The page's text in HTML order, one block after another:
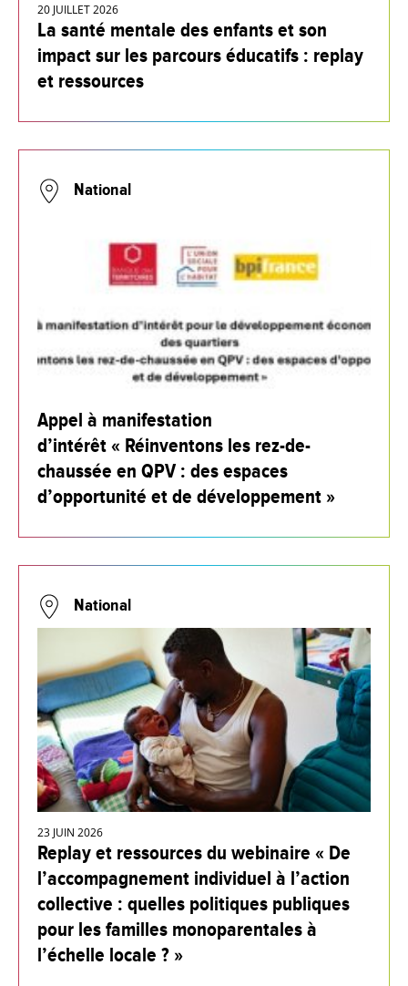
20 JUILLET 2026
La santé mentale des enfants et son
impact sur les parcours éducatifs : replay
et ressources
National
Appel à manifestation
d’intérêt « Réinventons les rez-de-
chaussée en QPV : des espaces
d’opportunité et de développement »
National
23 JUIN 2026
Replay et ressources du webinaire « De
l’accompagnement individuel à l’action
collective : quelles politiques publiques
pour les familles monoparentales à
l’échelle locale ? »